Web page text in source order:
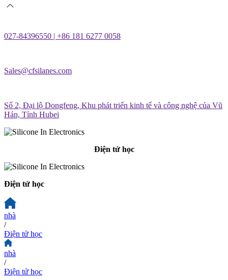
027-84396550 | +86 181 6277 0058
Sales@cfsilanes.com
Số 2, Đại lộ Dongfeng, Khu phát triển kinh tế và công nghệ của Vũ
Hán, Tỉnh Hubei
Điện tử học
Điện tử học
nhà
/
Điện tử học
nhà
/
Điện tử học